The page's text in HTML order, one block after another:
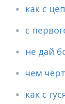
как с
с
не дай
чем
как с